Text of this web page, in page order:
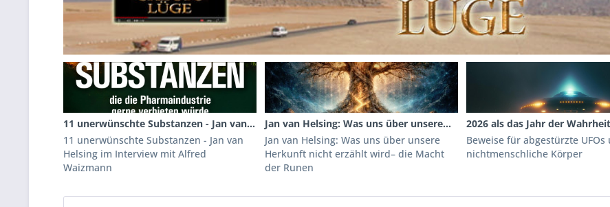
11 unerwünschte Substanzen - Jan van...
11 unerwünschte Substanzen - Jan van
Helsing im Interview mit Alfred
Waizmann
Jan van Helsing: Was uns über unsere...
Jan van Helsing: Was uns über unsere
Herkunft nicht erzählt wird– die Macht
der Runen
2026 als das Jahr der
Beweise für abgestürzte UFOs
nichtmenschliche Körper